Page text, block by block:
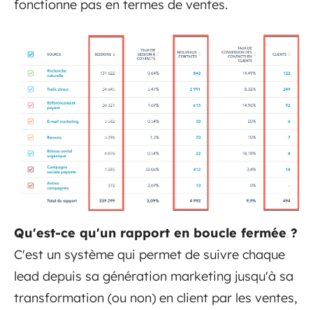
fonctionne pas en termes de ventes.
Qu'est-ce qu'un rapport en boucle fermée ?
C'est un système qui permet de suivre chaque
lead depuis sa génération marketing jusqu'à sa
transformation (ou non) en client par les ventes,